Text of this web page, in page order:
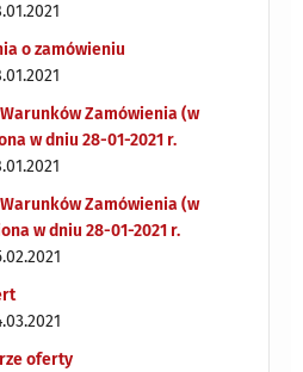
o zamówieniu
Zamówienia (w
w dniu 28-01-2021 r.
Zamówienia (w
w dniu 28-01-2021 r.
oferty